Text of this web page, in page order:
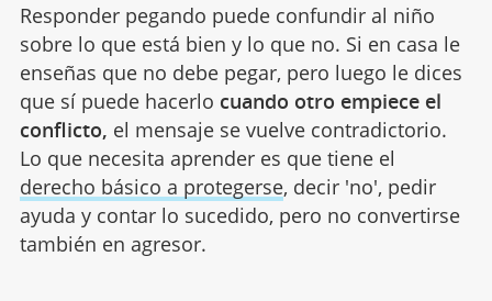
Responder pegando puede confundir al niño
sobre lo que está bien y lo que no. Si en casa le
enseñas que no debe pegar, pero luego le dices
que sí puede hacerlo cuando otro empiece el
conflicto, el mensaje se vuelve contradictorio.
Lo que necesita aprender es que tiene el
derecho básico a protegerse, decir 'no', pedir
ayuda y contar lo sucedido, pero no convertirse
también en agresor.